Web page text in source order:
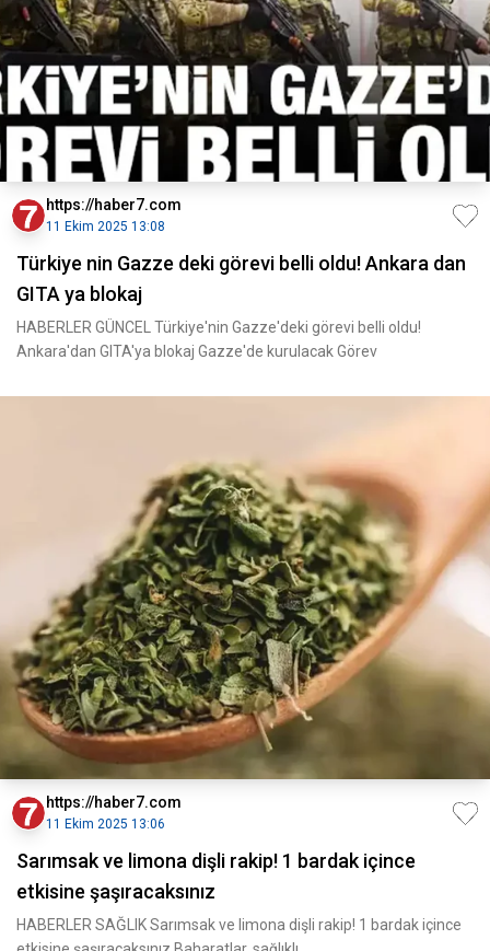
https://haber7.com
11 Ekim 2025 13:08
Türkiye nin Gazze deki görevi belli oldu! Ankara dan
GITA ya blokaj
HABERLER GÜNCEL Türkiye'nin Gazze'deki görevi belli oldu!
Ankara'dan GITA'ya blokaj Gazze'de kurulacak Görev
https://haber7.com
11 Ekim 2025 13:06
Sarımsak ve limona dişli rakip! 1 bardak içince
etkisine şaşıracaksınız
HABERLER SAĞLIK Sarımsak ve limona dişli rakip! 1 bardak içince